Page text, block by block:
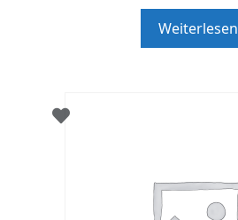
o
f
5
Weiterlesen